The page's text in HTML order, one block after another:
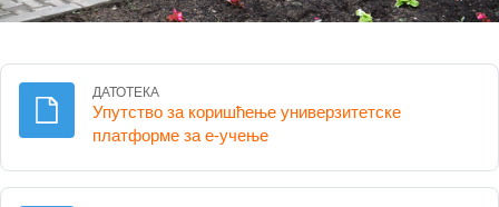
ДАТОТЕКА
Упутство за коришћење универзитетске
платформе за е-учењеДатотека